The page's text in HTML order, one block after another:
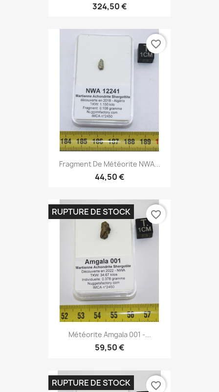
324,50 €
Fragment De Météorite NWA...
44,50 €
favorite_border
Météorite Amgala 001 -...
59,50 €
RUPTURE DE STOCK favorite_border
RUPTURE DE STOCK favorite_border